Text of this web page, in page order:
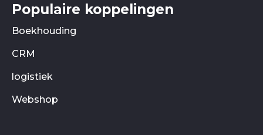
Populaire koppelingen
Boekhouding
CRM
logistiek
Webshop